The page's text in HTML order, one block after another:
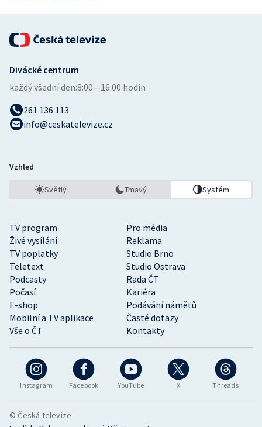
Instagram Facebook YouTube X Threads
TV program
Pro média
Živé vysílání
Reklama
TV poplatky
Studio Brno
Teletext
Studio Ostrava
Podcasty
Rada ČT
Počasí
Kariéra
E-shop
Podávání námětů
Mobilní a TV aplikace
Časté dotazy
Vše o ČT
Kontakty
Divácké centrum
každý všední den:8:00—16:00 hodin
261 136 113
info@ceskatelevize.cz
Vzhled
Světlý Tmavý Systém
© Česká televize